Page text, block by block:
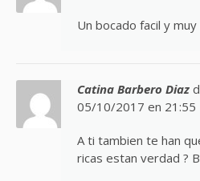
Un bocado facil y
Catina Barbero Diaz
05/10/2017 en 21:55
A ti tambien te han
ricas estan verdad ?